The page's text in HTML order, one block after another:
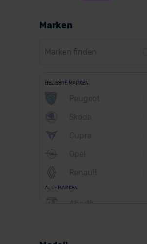
Marken
BELIEBTE MARKEN
Peugeot
Skoda
Cupra
Opel
Renault
ALLE MARKEN
Abarth